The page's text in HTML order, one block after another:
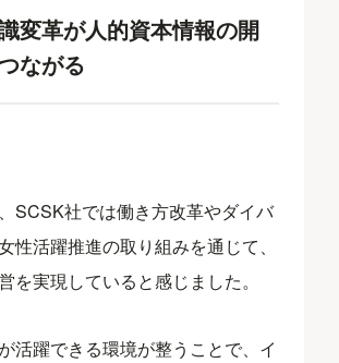
変革が人的資本情報の開
ながる
SCSK社では働き方改革やダイバ
性活躍推進の取り組みを通じて、
を実現していると感じました。
活躍できる環境が整うことで、イ